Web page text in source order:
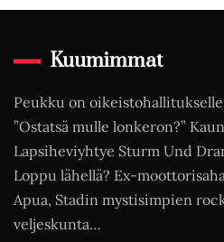
Kuumimmat
Peukku on
”Ostatsä mulle lonkeron?”
Lapsiheviyhtye Sturm Und
Loppu lähellä? Ex-
Apua, Stadin mystisimpien
veljeskunta…